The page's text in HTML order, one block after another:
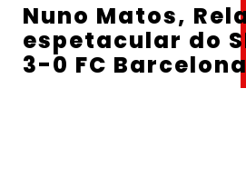
Nuno Matos,
espetacular do
3-0 FC Barcelona